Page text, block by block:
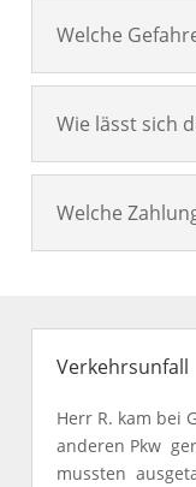
Welche
Wie lässt sich
Welche
Verkehrsunfall
Herr R. kam bei
anderen Pkw
mussten